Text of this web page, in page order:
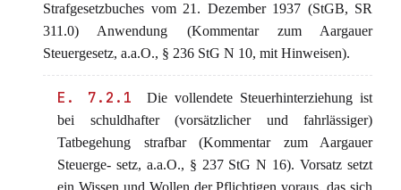
Strafgesetzbuches vom 21. Dezember 1937 (StGB, SR
311.0) Anwendung (Kommentar zum Aargauer
Steuergesetz, a.a.O., § 236 StG N 10, mit Hinweisen).
E. 7.2.1
Die vollendete Steuerhinterziehung ist
bei schuldhafter (vorsätzlicher und fahrlässiger)
Tatbegehung strafbar (Kommentar zum Aargauer
Steuerge- setz, a.a.O., § 237 StG N 16). Vorsatz setzt
ein Wissen und Wollen der Pflichtigen voraus, das sich